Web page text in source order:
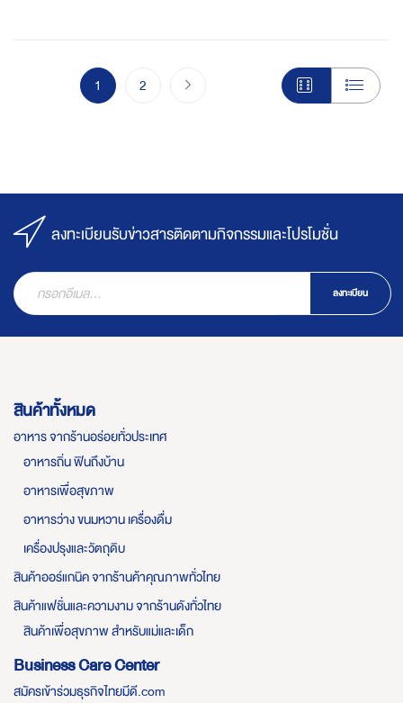
PageYou're currently reading page
1 Page
2 ไปขั้นตอนชำระเงิน
ลงทะเบียนรับข่าวสารติดตามกิจกรรมและโปรโมชั่น
ลงทะเบียน
สินค้าทั้งหมด
อาหาร จากร้านอร่อยทั่วประเทศ
อาหารถิ่น ฟินถึงบ้าน
อาหารเพื่อสุขภาพ
อาหารว่าง ขนมหวาน เครื่องดื่ม
เครื่องปรุงและวัตถุดิบ
สินค้าออร์แกนิค จากร้านค้าคุณภาพทั่วไทย
สินค้าแฟชั่นและความงาม จากร้านดังทั่วไทย
สินค้าเพื่อสุขภาพ สำหรับแม่และเด็ก
Business Care Center
สมัครเข้าร่วมธุรกิจไทยมีดี.com